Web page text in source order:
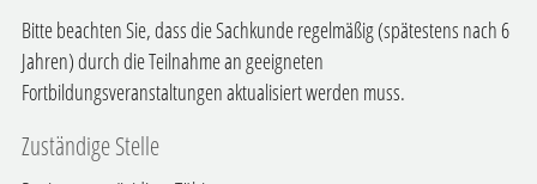
Bitte beachten Sie, dass die Sachkunde regelmäßig (spätestens nach 6
Jahren) durch die Teilnahme an geeigneten
Fortbildungsveranstaltungen aktualisiert werden muss.
Zuständige Stelle